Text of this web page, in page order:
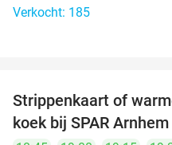
Verkocht: 185
Strippenkaart of
koek bij SPAR Arnhem